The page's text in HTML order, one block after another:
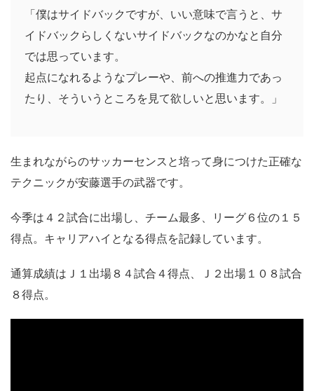
「僕はサイドバックですが、いい意味で言うと、サ
イドバックらしくないサイドバックなのかなと自分
では思っています。
起点になれるようなプレーや、前への推進力であっ
たり、そういうところを見て欲しいと思います。」
生まれながらのサッカーセンスと培って身につけた正確な
テクニックが安藤選手の武器です。
今季は４２試合に出場し、チーム最多、リーグ６位の１５
得点。キャリアハイとなる得点を記録しています。
通算成績はＪ１出場８４試合４得点、Ｊ２出場１０８試合
８得点。